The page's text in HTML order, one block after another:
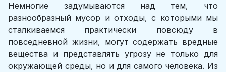
Немногие задумываются над тем, что
разнообразный мусор и отходы, с которыми мы
сталкиваемся практически повсюду в
повседневной жизни, могут содержать вредные
вещества и представлять угрозу не только для
окружающей среды, но и для самого человека. Из